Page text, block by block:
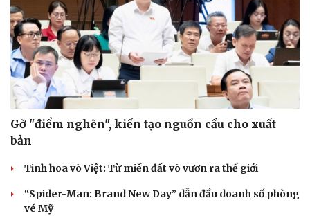
Gỡ "điểm nghẽn", kiến tạo nguồn cầu cho xuất
bản
Tinh hoa võ Việt: Từ miền đất võ vươn ra thế giới
“Spider-Man: Brand New Day” dẫn đầu doanh số phòng
vé Mỹ